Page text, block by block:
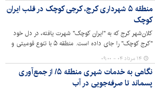
منطقه ۵ شهرداری کرج، کرجی کوچک در قلب ایران
کوچک
کلان‌شهر کرج که به "ایران کوچک" شهرت یافته، در دل خود
"کرج کوچک" را جای داده است. منطقه ۵ با تنوع قومیتی و
کاربری‌های متعدد، به عنوان هسته مرکزی امروزه شهر کرج، با
چالش‌هایی در حوزه بافت‌های فرسوده روبروست و همزمان
فرصت‌های بی‌نظیری برای توسعه و سرمایه‌گذاری پیش رو
دارد.
۱۴ مرداد ۰۴ - ۰۹:۰۰
نگاهی به خدمات شهری منطقه ۵/ از جمع‌آوری
پسماند تا صرفه‌جویی در آب